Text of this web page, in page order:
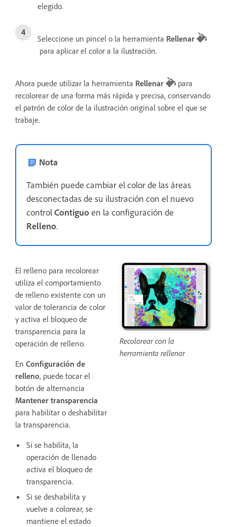
elegido.
Seleccione un pincel o la herramienta Rellenar
para aplicar el color a la ilustración.
Ahora puede utilizar la herramienta Rellenar
para
recolorear de una forma más rápida y precisa, conservando
el patrón de color de la ilustración original sobre el que se
trabaje.
Nota
También puede cambiar el color de las áreas
desconectadas de su ilustración con el nuevo
controlContiguoen la configuración de
Relleno.
El relleno para recolorear
utiliza el comportamiento
de relleno existente con un
valor de tolerancia de color
y activa el bloqueo de
transparencia para la
operación de relleno.
En Configuración de
relleno, puede tocar el
botón de alternancia
Mantener transparencia
para habilitar o deshabilitar
la transparencia.
Si se habilita, la
operación de llenado
activa el bloqueo de
transparencia.
Si se deshabilita y
vuelve a colorear, se
mantiene el estado
Recolorear con la
herramienta rellenar